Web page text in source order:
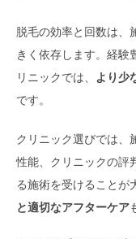
脱毛の効率と回数は、
きく依存します。経験
リニックでは、
より少
です。
クリニック選びでは、
性能、クリニックの評
る施術を受けることが
と適切なアフターケア